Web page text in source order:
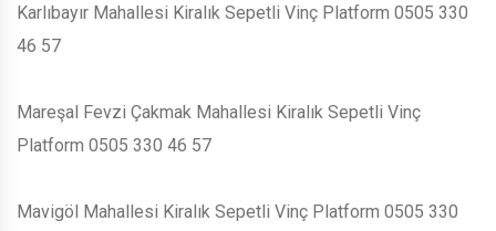
Karlıbayır Mahallesi Kiralık Sepetli Vinç Platform 0505 330
46 57
Mareşal Fevzi Çakmak Mahallesi Kiralık Sepetli Vinç
Platform 0505 330 46 57
Mavigöl Mahallesi Kiralık Sepetli Vinç Platform 0505 330